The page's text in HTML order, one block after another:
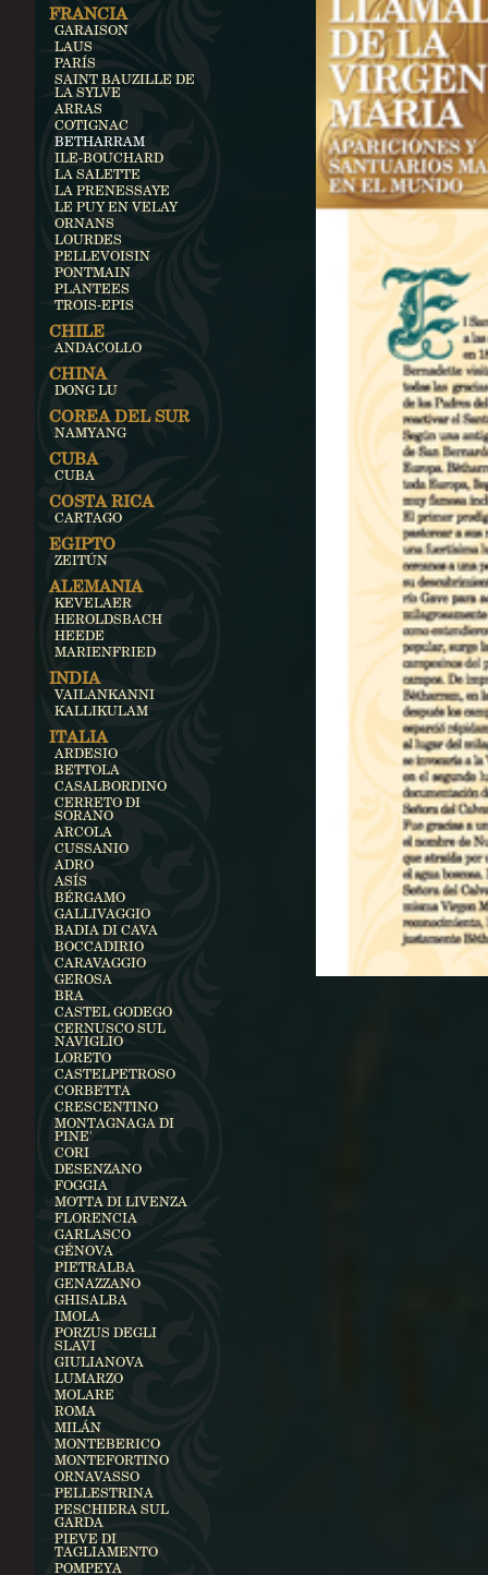
FRANCIA
GARAISON
LAUS
PARÍS
SAINT BAUZILLE DE
LA SYLVE
ARRAS
COTIGNAC
BETHARRAM
ILE-BOUCHARD
LA SALETTE
LA PRENESSAYE
LE PUY EN VELAY
ORNANS
LOURDES
PELLEVOISIN
PONTMAIN
PLANTEES
TROIS-EPIS
CHILE
ANDACOLLO
CHINA
DONG LU
COREA DEL SUR
NAMYANG
CUBA
CUBA
COSTA RICA
CARTAGO
EGIPTO
ZEITÚN
ALEMANIA
KEVELAER
HEROLDSBACH
HEEDE
MARIENFRIED
INDIA
VAILANKANNI
KALLIKULAM
ITALIA
ARDESIO
BETTOLA
CASALBORDINO
CERRETO DI
SORANO
ARCOLA
CUSSANIO
ADRO
ASÍS
BÉRGAMO
GALLIVAGGIO
BADIA DI CAVA
BOCCADIRIO
CARAVAGGIO
GEROSA
BRA
CASTEL GODEGO
CERNUSCO SUL
NAVIGLIO
LORETO
CASTELPETROSO
CORBETTA
CRESCENTINO
MONTAGNAGA DI
PINE'
CORI
DESENZANO
FOGGIA
MOTTA DI LIVENZA
FLORENCIA
GARLASCO
GÉNOVA
PIETRALBA
GENAZZANO
GHISALBA
IMOLA
PORZUS DEGLI
SLAVI
GIULIANOVA
LUMARZO
MOLARE
ROMA
MILÁN
MONTEBERICO
MONTEFORTINO
ORNAVASSO
PELLESTRINA
PESCHIERA SUL
GARDA
PIEVE DI
TAGLIAMENTO
POMPEYA